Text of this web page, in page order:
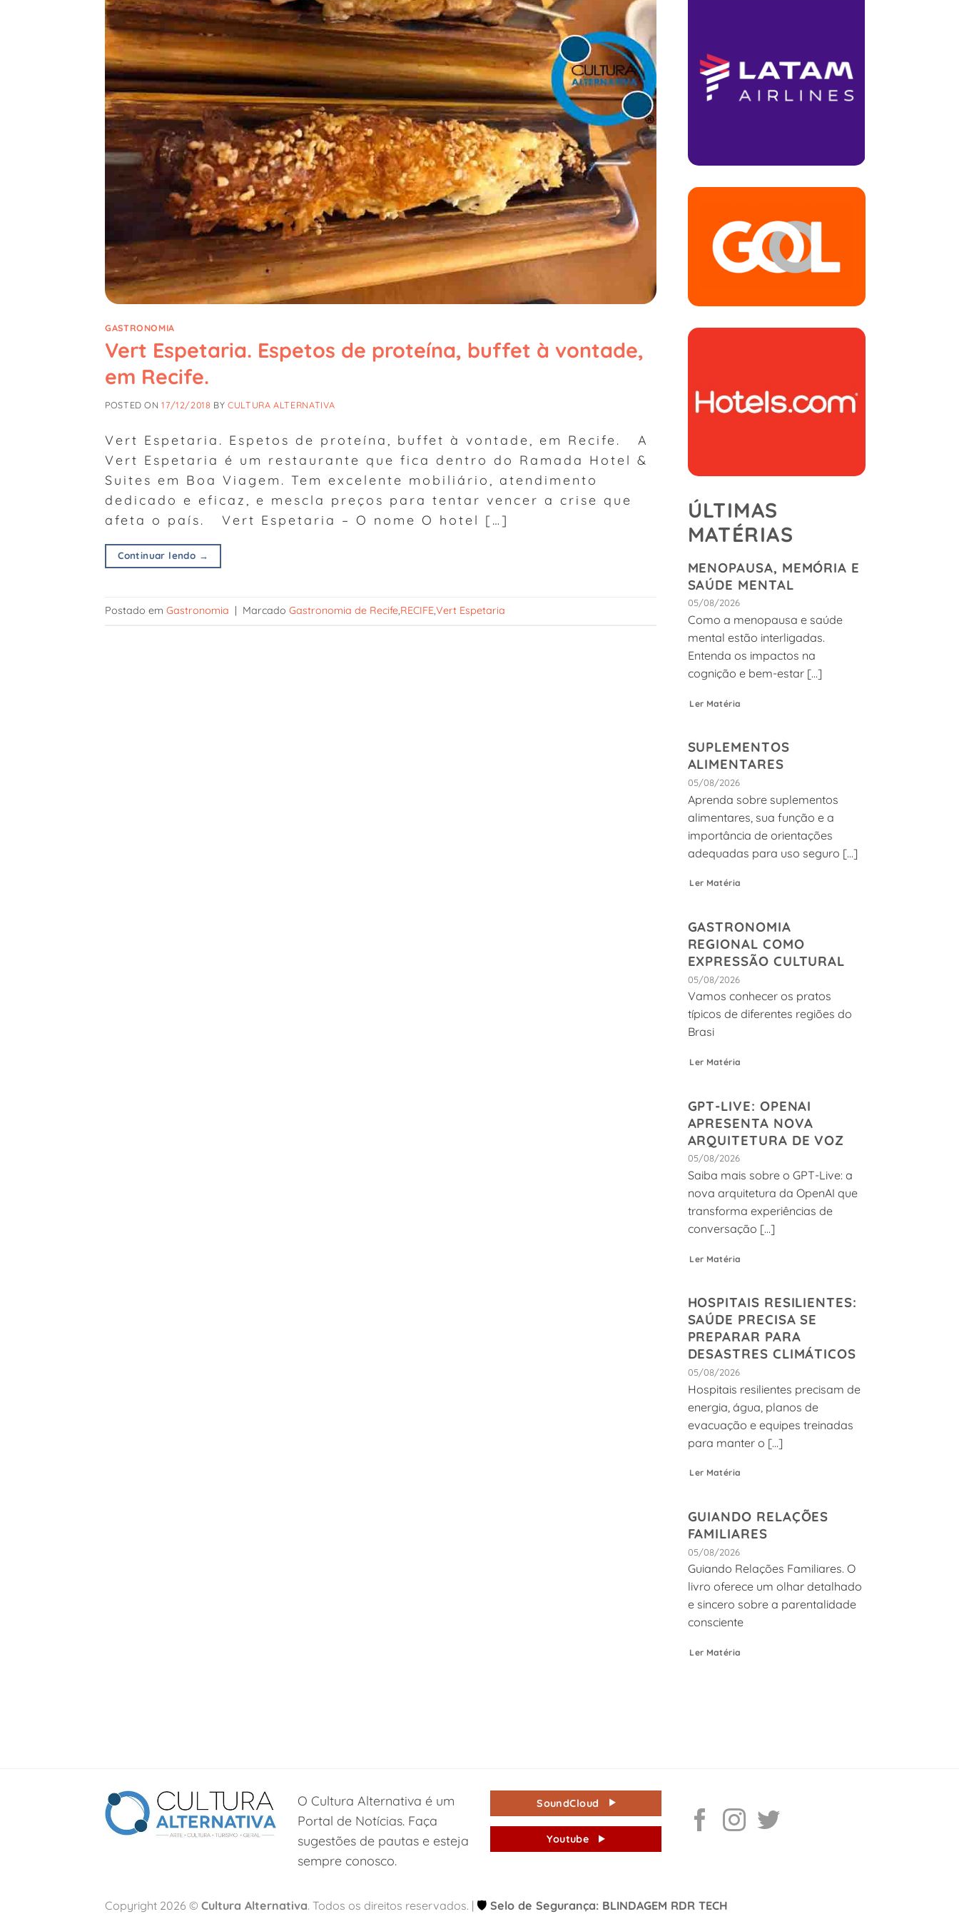
GASTRONOMIA
Vert Espetaria. Espetos de proteína, buffet à vontade,
em Recife.
POSTED ON17/12/2018 BYCULTURA ALTERNATIVA
Vert Espetaria. Espetos de proteína, buffet à vontade, em Recife. A
Vert Espetaria é um restaurante que fica dentro do Ramada Hotel &
Suites em Boa Viagem. Tem excelente mobiliário, atendimento
dedicado e eficaz, e mescla preços para tentar vencer a crise que
afeta o país. Vert Espetaria – O nome O hotel […]
Continuar lendo →
Postado em Gastronomia | Marcado Gastronomia de Recife,RECIFE,Vert Espetaria
ÚLTIMAS
MATÉRIAS
MENOPAUSA, MEMÓRIA E
SAÚDE MENTAL
05/08/2026
Como a menopausa e saúde
mental estão interligadas.
Entenda os impactos na
cognição e bem-estar [...]
Ler Matéria
SUPLEMENTOS
ALIMENTARES
05/08/2026
Aprenda sobre suplementos
alimentares, sua função e a
importância de orientações
adequadas para uso seguro [...]
Ler Matéria
GASTRONOMIA
REGIONAL COMO
EXPRESSÃO CULTURAL
05/08/2026
Vamos conhecer os pratos
típicos de diferentes regiões do
Brasi
Ler Matéria
GPT-LIVE: OPENAI
APRESENTA NOVA
ARQUITETURA DE VOZ
05/08/2026
Saiba mais sobre o GPT-Live: a
nova arquitetura da OpenAI que
transforma experiências de
conversação [...]
Ler Matéria
HOSPITAIS RESILIENTES:
SAÚDE PRECISA SE
PREPARAR PARA
DESASTRES CLIMÁTICOS
05/08/2026
Hospitais resilientes precisam de
energia, água, planos de
evacuação e equipes treinadas
para manter o [...]
Ler Matéria
GUIANDO RELAÇÕES
FAMILIARES
05/08/2026
Guiando Relações Familiares. O
livro oferece um olhar detalhado
e sincero sobre a parentalidade
consciente
Ler Matéria
O Cultura Alternativa é um
Portal de Notícias. Faça
sugestões de pautas e esteja
sempre conosco.
SoundCloud
Youtube
Copyright 2026 © Cultura Alternativa. Todos os direitos reservados. | 🛡️ Selo de Segurança: BLINDAGEM RDR TECH